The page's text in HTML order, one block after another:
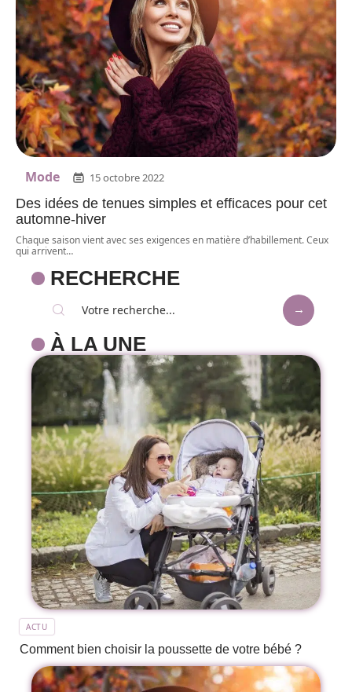
Mode 15 octobre 2022
Des idées de tenues simples et efficaces pour cet
automne-hiver
Chaque saison vient avec ses exigences en matière d’habillement. Ceux
qui arrivent…
RECHERCHE
À LA UNE
ACTU
Comment bien choisir la poussette de votre bébé ?